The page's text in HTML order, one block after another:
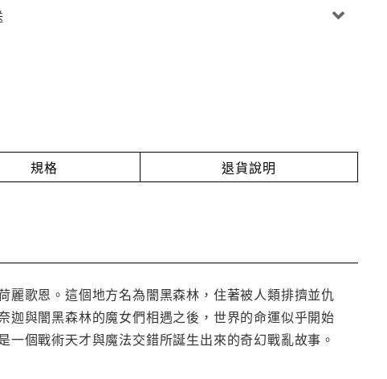
規格 退貨說明
歌恩。這個地方名為闇黑森林，住著被人類排擠並仇
與闇黑森林的魔女們相遇之後，世界的命運似乎開始
個戰術天才與魔法交錯所誕生出來的奇幻戰亂故事。